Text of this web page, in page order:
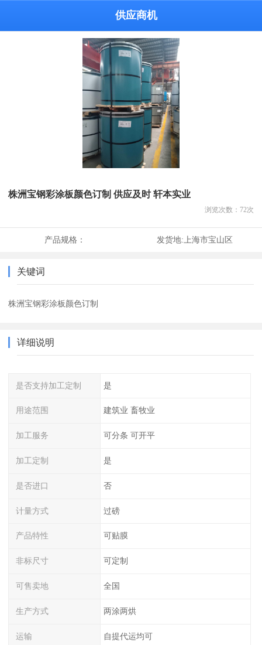
供应商机
株洲宝钢彩涂板颜色订制 供应及时 轩本实业
浏览次数： 72次
产品规格： 发货地:上海市宝山区
关键词
株洲宝钢彩涂板颜色订制
详细说明
是否支持加工定制 是
用途范围 建筑业 畜牧业
加工服务 可分条 可开平
加工定制 是
是否进口 否
计量方式 过磅
产品特性 可贴膜
非标尺寸 可定制
可售卖地 全国
生产方式 两涂两烘
运输 自提代运均可